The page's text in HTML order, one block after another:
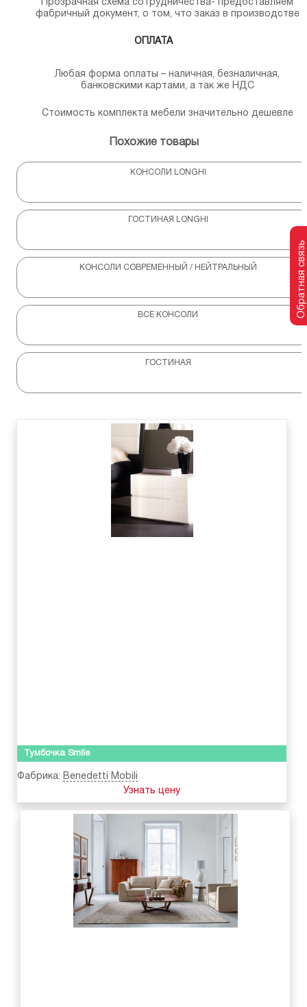
Прозрачная схема сотрудничества- предоставляем
фабричный документ, о том, что заказ в производстве
ОПЛАТА
Любая форма оплаты – наличная, безналичная,
банковскими картами, а так же НДС
Стоимость комплекта мебели значительно дешевле
Похожие товары
КОНСОЛИ LONGHI
ГОСТИНАЯ LONGHI
КОНСОЛИ СОВРЕМЕННЫЙ / НЕЙТРАЛЬНЫЙ
ВСЕ КОНСОЛИ
ГОСТИНАЯ
Тумбочка Smile
Фабрика: Benedetti Mobili
Узнать цену
Обратная связь